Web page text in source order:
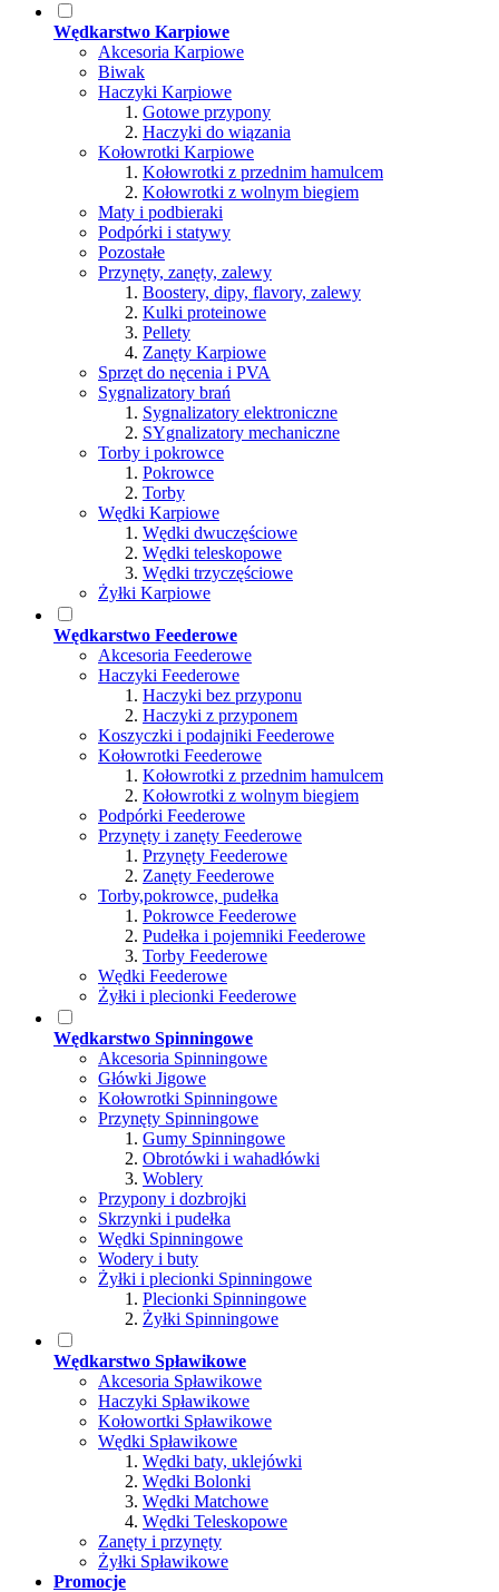
Wędkarstwo Karpiowe
Akcesoria Karpiowe
Biwak
Haczyki Karpiowe
Gotowe przypony
Haczyki do wiązania
Kołowrotki Karpiowe
Kołowrotki z przednim hamulcem
Kołowrotki z wolnym biegiem
Maty i podbieraki
Podpórki i statywy
Pozostałe
Przynęty, zanęty, zalewy
Boostery, dipy, flavory, zalewy
Kulki proteinowe
Pellety
Zanęty Karpiowe
Sprzęt do nęcenia i PVA
Sygnalizatory brań
Sygnalizatory elektroniczne
SYgnalizatory mechaniczne
Torby i pokrowce
Pokrowce
Torby
Wędki Karpiowe
Wędki dwuczęściowe
Wędki teleskopowe
Wędki trzyczęściowe
Żyłki Karpiowe
Wędkarstwo Feederowe
Akcesoria Feederowe
Haczyki Feederowe
Haczyki bez przyponu
Haczyki z przyponem
Koszyczki i podajniki Feederowe
Kołowrotki Feederowe
Kołowrotki z przednim hamulcem
Kołowrotki z wolnym biegiem
Podpórki Feederowe
Przynęty i zanęty Feederowe
Przynęty Feederowe
Zanęty Feederowe
Torby,pokrowce, pudełka
Pokrowce Feederowe
Pudełka i pojemniki Feederowe
Torby Feederowe
Wędki Feederowe
Żyłki i plecionki Feederowe
Wędkarstwo Spinningowe
Akcesoria Spinningowe
Główki Jigowe
Kołowrotki Spinningowe
Przynęty Spinningowe
Gumy Spinningowe
Obrotówki i wahadłówki
Woblery
Przypony i dozbrojki
Skrzynki i pudełka
Wędki Spinningowe
Wodery i buty
Żyłki i plecionki Spinningowe
Plecionki Spinningowe
Żyłki Spinningowe
Wędkarstwo Spławikowe
Akcesoria Spławikowe
Haczyki Spławikowe
Kołowortki Spławikowe
Wędki Spławikowe
Wędki baty, uklejówki
Wędki Bolonki
Wędki Matchowe
Wędki Teleskopowe
Zanęty i przynęty
Żyłki Spławikowe
Promocje